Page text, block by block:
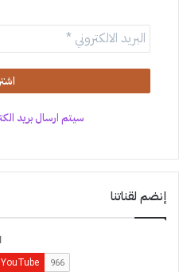
سيتم ارسال بريد
إنضم لقناتنا